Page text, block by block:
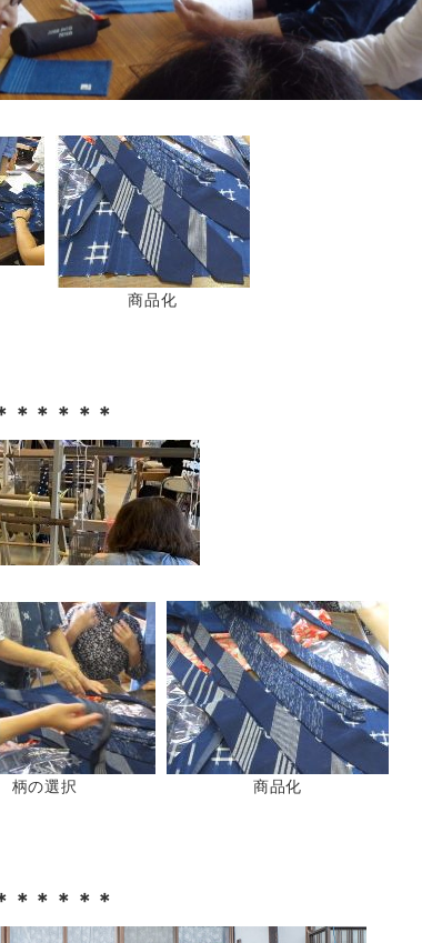
商品化
＊＊＊＊＊
柄の選択 商品化
＊＊＊＊＊